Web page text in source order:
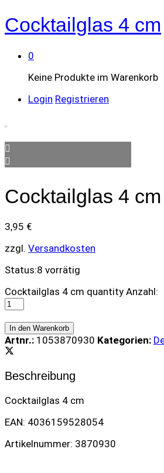
Cocktailglas 4 cm
0
Keine Produkte im Warenkorb
Login Registrieren
Cocktailglas 4 cm
3,95 €
zzgl. Versandkosten
Status:8 vorrätig
Cocktailglas 4 cm quantity Anzahl:
In den Warenkorb
Artnr.: 1053870930 Kategorien:
Beschreibung
Cocktailglas 4 cm
EAN: 4036159528054
Artikelnummer: 3870930